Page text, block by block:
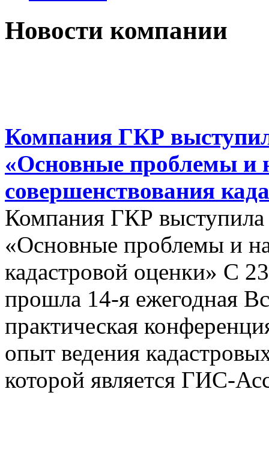
Новости компании
Компания ГКР
«Основные проблемы и
совершенствования
Компания ГКР выступила
«Основные проблемы и
кадастровой оценки» С
прошла 14-я ежегодная
практическая
опыт ведения
которой является ГИС-